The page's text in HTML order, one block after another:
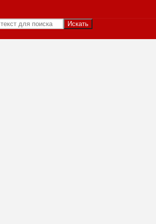
Искать